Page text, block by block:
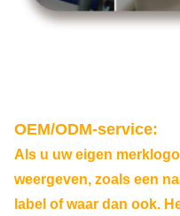
OEM/ODM-service:
Als u uw eigen
weergeven, zoals een
label of waar dan ook.